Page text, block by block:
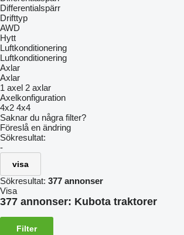
Differentialspärr
Drifttyp
AWD
Hytt
Luftkonditionering
Luftkonditionering
Axlar
Axlar
1 axel 2 axlar
Axelkonfiguration
4x2 4x4
Saknar du några filter?
Föreslå en ändring
Sökresultat:
-
visa
Sökresultat: 377 annonser
Visa
377 annonser: Kubota traktorer
Filter